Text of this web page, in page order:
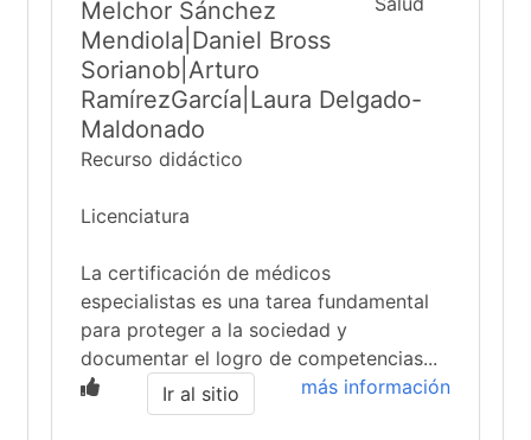
Melchor Sánchez
Mendiola|Daniel Bross
Sorianob|Arturo
RamírezGarcía|Laura Delgado-
Maldonado
Recurso didáctico
Licenciatura
La certificación de médicos
especialistas es una tarea fundamental
para proteger a la sociedad y
documentar el logro de competencias...
más información
Ir al sitio